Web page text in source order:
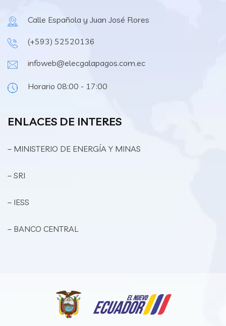
Calle Española y Juan José Flores
(+593) 52520136
infoweb@elecgalapagos.com.ec
Horario 08:00 - 17:00
ENLACES DE INTERES
– MINISTERIO DE ENERGÍA Y MINAS
– SRI
– IESS
– BANCO CENTRAL